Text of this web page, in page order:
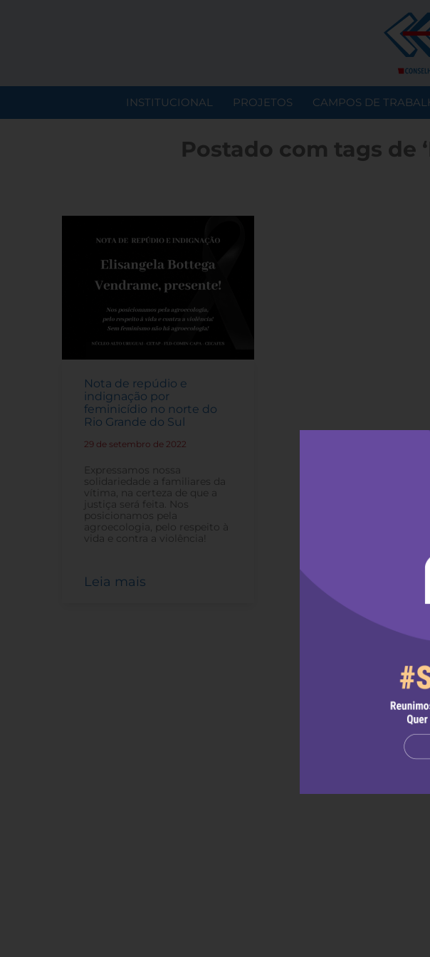
INSTITUCIONAL PROJETOS CAMPOS DE
Postado com tags de
Nota de repúdio e
indignação por
feminicídio no norte do
Rio Grande do Sul
29 de setembro de 2022
Expressamos nossa
solidariedade a familiares da
vítima, na certeza de que a
justiça será feita. Nos
posicionamos pela
agroecologia, pelo respeito à
vida e contra a violência!
Leia mais